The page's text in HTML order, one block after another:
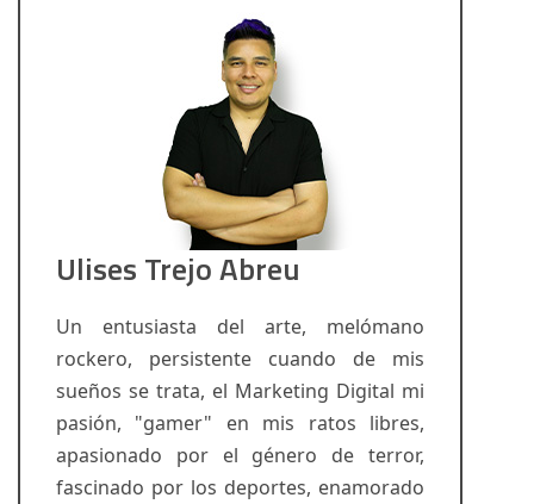
Ulises Trejo Abreu
Un entusiasta del arte, melómano
rockero, persistente cuando de mis
sueños se trata, el Marketing Digital mi
pasión, "gamer" en mis ratos libres,
apasionado por el género de terror,
fascinado por los deportes, enamorado